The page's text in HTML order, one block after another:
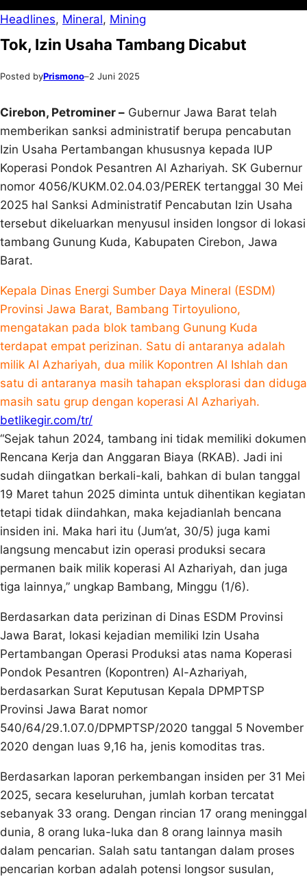
Headlines, Mineral, Mining
Tok, Izin Usaha Tambang Dicabut
Posted byPrismono–2 Juni 2025
Cirebon, Petrominer – Gubernur Jawa Barat telah
memberikan sanksi administratif berupa pencabutan
Izin Usaha Pertambangan khususnya kepada IUP
Koperasi Pondok Pesantren Al Azhariyah. SK Gubernur
nomor 4056/KUKM.02.04.03/PEREK tertanggal 30 Mei
2025 hal Sanksi Administratif Pencabutan Izin Usaha
tersebut dikeluarkan menyusul insiden longsor di lokasi
tambang Gunung Kuda, Kabupaten Cirebon, Jawa
Barat.
Kepala Dinas Energi Sumber Daya Mineral (ESDM)
Provinsi Jawa Barat, Bambang Tirtoyuliono,
mengatakan pada blok tambang Gunung Kuda
terdapat empat perizinan. Satu di antaranya adalah
milik Al Azhariyah, dua milik Kopontren Al Ishlah dan
satu di antaranya masih tahapan eksplorasi dan diduga
masih satu grup dengan koperasi Al Azhariyah.
betlikegir.com/tr/
“Sejak tahun 2024, tambang ini tidak memiliki dokumen
Rencana Kerja dan Anggaran Biaya (RKAB). Jadi ini
sudah diingatkan berkali-kali, bahkan di bulan tanggal
19 Maret tahun 2025 diminta untuk dihentikan kegiatan
tetapi tidak diindahkan, maka kejadianlah bencana
insiden ini. Maka hari itu (Jum’at, 30/5) juga kami
langsung mencabut izin operasi produksi secara
permanen baik milik koperasi Al Azhariyah, dan juga
tiga lainnya,” ungkap Bambang, Minggu (1/6).
Berdasarkan data perizinan di Dinas ESDM Provinsi
Jawa Barat, lokasi kejadian memiliki Izin Usaha
Pertambangan Operasi Produksi atas nama Koperasi
Pondok Pesantren (Kopontren) Al-Azhariyah,
berdasarkan Surat Keputusan Kepala DPMPTSP
Provinsi Jawa Barat nomor
540/64/29.1.07.0/DPMPTSP/2020 tanggal 5 November
2020 dengan luas 9,16 ha, jenis komoditas tras.
Berdasarkan laporan perkembangan insiden per 31 Mei
2025, secara keseluruhan, jumlah korban tercatat
sebanyak 33 orang. Dengan rincian 17 orang meninggal
dunia, 8 orang luka-luka dan 8 orang lainnya masih
dalam pencarian. Salah satu tantangan dalam proses
pencarian korban adalah potensi longsor susulan,